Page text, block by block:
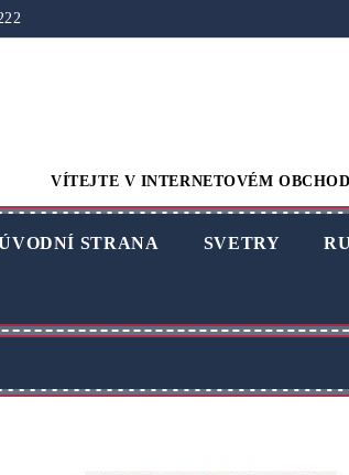
VÍTEJTE V INTERNETOVÉM
STRANA SVETRY